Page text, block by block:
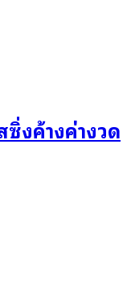
ซิ่งค้างค่างวด